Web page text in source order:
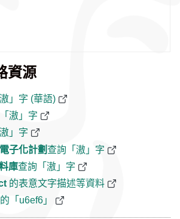
資源
」字 (華語)
滶」字
」字
子化計劃查詢「滶」字
庫查詢「滶」字
的表意文字描述等資料
「u6ef6」